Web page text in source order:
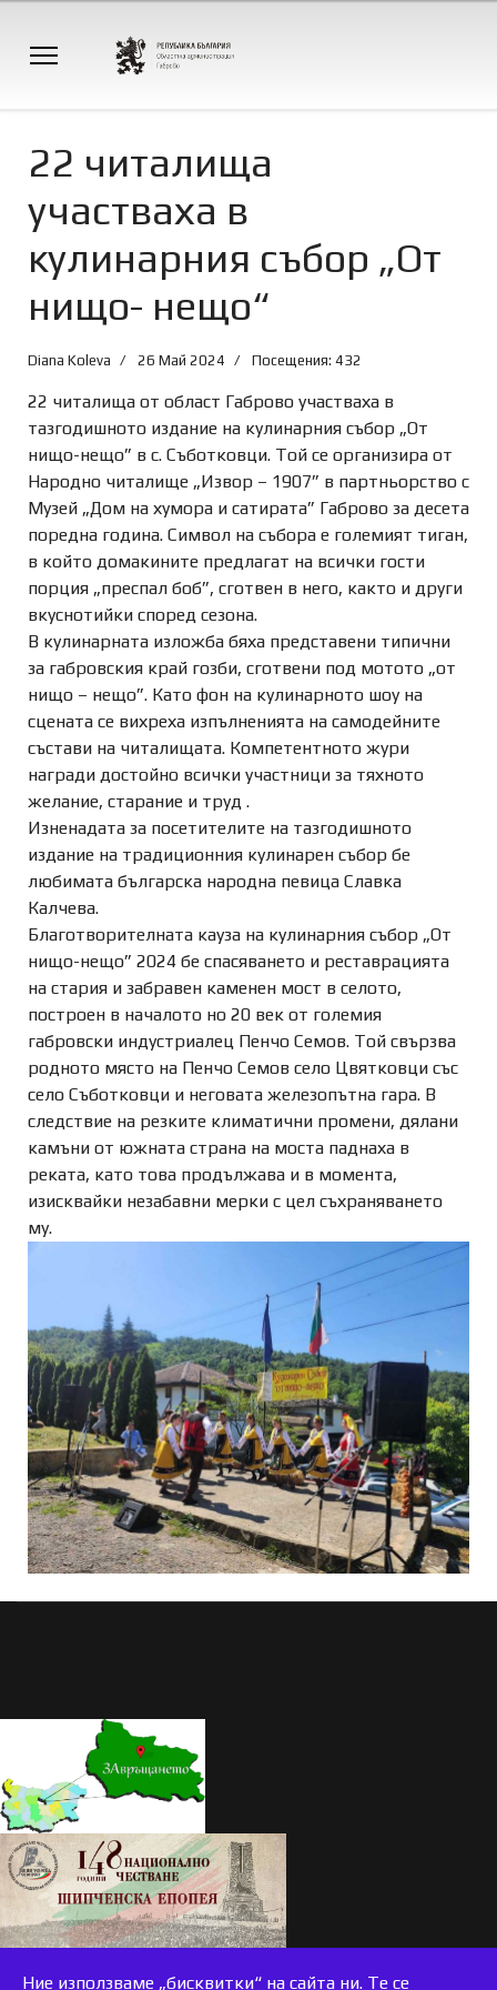
22 читалища
участваха в
кулинарния събор „От
нищо- нещо“
Diana Koleva 26 Май 2024 Посещения: 432
22 читалища от област Габрово участваха в
тазгодишното издание на кулинарния събор „От
нищо-нещо” в с. Съботковци. Той се организира от
Народно читалище „Извор – 1907” в партньорство с
Музей „Дом на хумора и сатирата” Габрово за десета
поредна година. Символ на събора е големият тиган,
в който домакините предлагат на всички гости
порция „преспал боб”, сготвен в него, както и други
вкуснотийки според сезона.
В кулинарната изложба бяха представени типични
за габровския край гозби, сготвени под мотото „от
нищо – нещо”. Като фон на кулинарното шоу на
сцената се вихреха изпълненията на самодейните
състави на читалищата. Компетентното жури
награди достойно всички участници за тяхното
желание, старание и труд .
Изненадата за посетителите на тазгодишното
издание на традиционния кулинарен събор бе
любимата българска народна певица Славка
Калчева.
Благотворителната кауза на кулинарния събор „От
нищо-нещо” 2024 бе спасяването и реставрацията
на стария и забравен каменен мост в селото,
построен в началото но 20 век от големия
габровски индустриалец Пенчо Семов. Той свързва
родното място на Пенчо Семов село Цвятковци със
село Съботковци и неговата железопътна гара. В
следствие на резките климатични промени, дялани
камъни от южната страна на моста паднаха в
реката, като това продължава и в момента,
изисквайки незабавни мерки с цел съхраняването
му.
Ние използваме „бисквитки“ на сайта ни. Те се